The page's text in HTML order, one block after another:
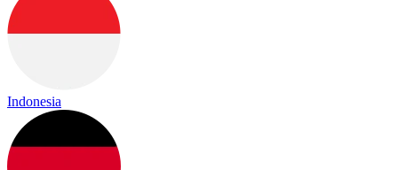
Indonesia